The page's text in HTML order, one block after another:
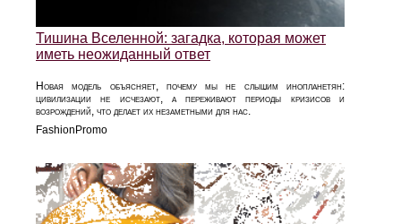
Тишина Вселенной: загадка, которая может
иметь неожиданный ответ
Новая модель объясняет, почему мы не слышим инопланетян:
цивилизации не исчезают, а переживают периоды кризисов и
возрождений, что делает их незаметными для нас.
FashionPromo